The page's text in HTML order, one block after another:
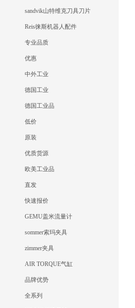
sandvik山特维克刀具刀片
Reis徕斯机器人配件
专业品质
优惠
中外工业
德国工业
德国工业品
低价
原装
优质货源
欧美工业品
直发
快速报价
GEMU盖米流量计
sommer索玛夹具
zimmer夹具
AIR TORQUE气缸
品牌优势
全系列